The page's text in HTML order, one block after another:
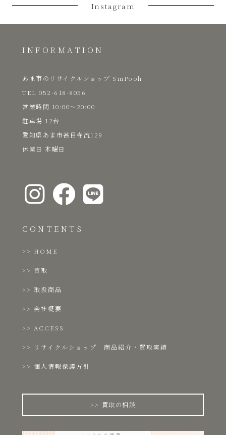
Instagram
INFORMATION
あま市のリサイクルショップ SinPooh
TEL 052-618-8056
​営業時間 10:00～20:00
駐車場 12台
愛知県あま市甚目寺流129
​休業日 木曜日
CONTENTS
HOME
買取
取扱商品
会社概要
ACCESS
リサイクルショップ 商品紹介・買取実績
個人情報保護方針
買取の相談